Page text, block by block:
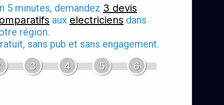
5 minutes, demandez 3 devis
aux electriciens dans
région.
sans pub et sans engagement.
3 4 5 6